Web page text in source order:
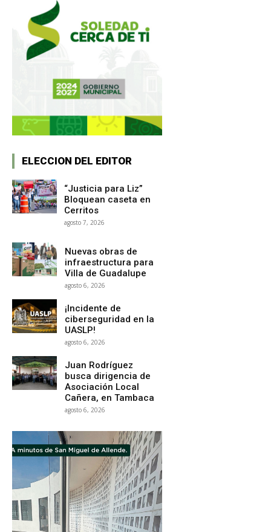
ELECCION DEL EDITOR
“Justicia para Liz”
Bloquean caseta en
Cerritos
agosto 7, 2026
Nuevas obras de
infraestructura para
Villa de Guadalupe
agosto 6, 2026
¡Incidente de
ciberseguridad en la
UASLP!
agosto 6, 2026
Juan Rodríguez
busca dirigencia de
Asociación Local
Cañera, en Tambaca
agosto 6, 2026